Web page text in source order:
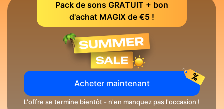
Pack de sons GRATUIT + bon
d'achat MAGIX de €5 !
Acheter maintenant
L'offre se termine bientôt - n'en manquez pas l'occasion !